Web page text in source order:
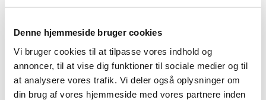
Denne hjemmeside bruger cookies
Vi bruger cookies til at tilpasse vores indhold og
annoncer, til at vise dig funktioner til sociale medier og til
at analysere vores trafik. Vi deler også oplysninger om
din brug af vores hjemmeside med vores partnere inden
2024 (224)
2022 (197)
2021 (516)
2020 (263)
2019 (159)